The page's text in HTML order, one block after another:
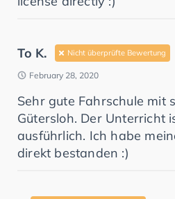
To K. Nicht überprüfte Bewertung
February 28, 2020
Sehr gute Fahrschule mit
Gütersloh. Der Unterricht
ausführlich. Ich habe
direkt bestanden :)